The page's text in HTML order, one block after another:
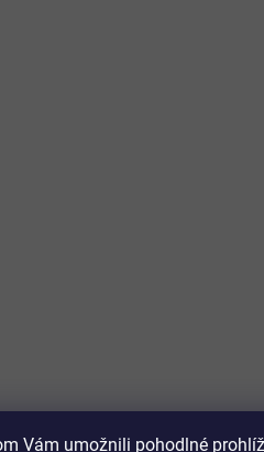
Vám umožnili pohodlné